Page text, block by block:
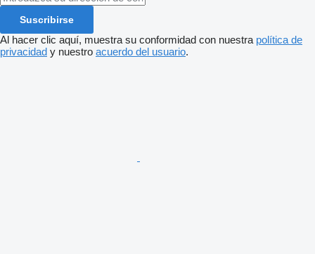
Suscribirse
Al hacer clic aquí, muestra su conformidad con nuestra política de
privacidad y nuestro acuerdo del usuario.